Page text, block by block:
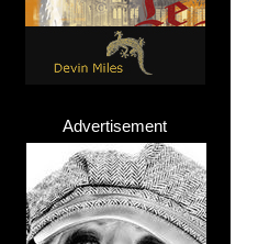
Advertisement